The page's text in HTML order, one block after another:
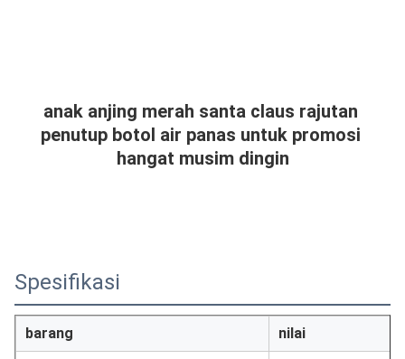
anak anjing merah santa claus rajutan
penutup botol air panas untuk promosi
hangat musim dingin
Spesifikasi
barang nilai